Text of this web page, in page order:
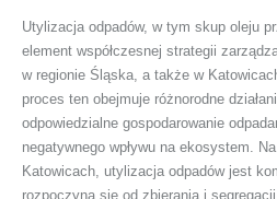
Utylizacja odpadów, w tym skup oleju
element współczesnej strategii
w regionie Śląska, a także w
proces ten obejmuje różnorodne
odpowiedzialne gospodarowanie
negatywnego wpływu na ekosystem.
Katowicach, utylizacja odpadów jest
rozpoczyna się od zbierania i